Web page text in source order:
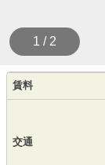
1 / 2
賃料
交通